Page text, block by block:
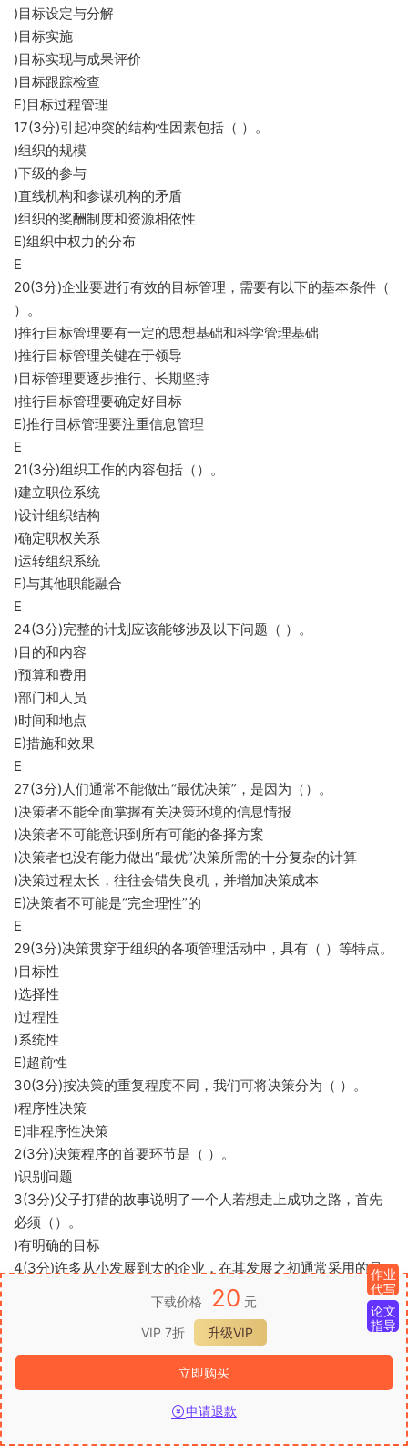
)目标设定与分解
)目标实施
)目标实现与成果评价
)目标跟踪检查
E)目标过程管理
17(3分)引起冲突的结构性因素包括（ ）。
)组织的规模
)下级的参与
)直线机构和参谋机构的矛盾
)组织的奖酬制度和资源相依性
E)组织中权力的分布
E
20(3分)企业要进行有效的目标管理，需要有以下的基本条件（
）。
)推行目标管理要有一定的思想基础和科学管理基础
)推行目标管理关键在于领导
)目标管理要逐步推行、长期坚持
)推行目标管理要确定好目标
E)推行目标管理要注重信息管理
E
21(3分)组织工作的内容包括（）。
)建立职位系统
)设计组织结构
)确定职权关系
)运转组织系统
E)与其他职能融合
E
24(3分)完整的计划应该能够涉及以下问题（ ）。
)目的和内容
)预算和费用
)部门和人员
)时间和地点
E)措施和效果
E
27(3分)人们通常不能做出“最优决策”，是因为（）。
)决策者不能全面掌握有关决策环境的信息情报
)决策者不可能意识到所有可能的备择方案
)决策者也没有能力做出“最优”决策所需的十分复杂的计算
)决策过程太长，往往会错失良机，并增加决策成本
E)决策者不可能是“完全理性”的
E
29(3分)决策贯穿于组织的各项管理活动中，具有（ ）等特点。
)目标性
)选择性
)过程性
)系统性
E)超前性
30(3分)按决策的重复程度不同，我们可将决策分为（ ）。
)程序性决策
E)非程序性决策
2(3分)决策程序的首要环节是（ ）。
)识别问题
3(3分)父子打猎的故事说明了一个人若想走上成功之路，首先
必须（）。
)有明确的目标
4(3分)许多从小发展到大的企业，在其发展之初通常采用的是
直线制形式的组织结构，这种组织结构所具有的最大优点是（
)命令统一、指挥灵活、决策迅速、管理效率较高
5(3分)在管理方格图中，9.9型的领导风格是（ ）。
7(3分)故事“饿死的蚱蜢”揭示了哪项管理职能的重要性？
下载价格 20 元
VIP 7折
升级VIP
立即购买
申请退款
作业
代写
论文
指导